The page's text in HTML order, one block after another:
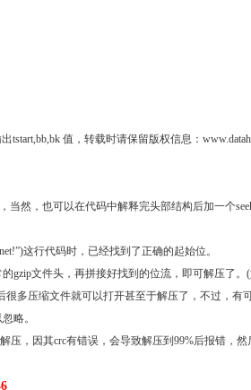
值，转载时请保留版权信息：
当然，也可以在代码中解释完头部结构后加一个
这行代码时，已经找到了正确的起始位。
gzip文件头，再拼接好找到的位流，即可解压了。
多压缩文件就可以打开甚至于解压了，不过，有
略。
压，因其crc有错误，会导致解压到99%后报错，然